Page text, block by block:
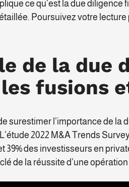
ce qu’est la due
Poursuivez votre lecture
de la due
fusions
surestimer l’importance de
2022 M&A Trends
39% des investisseurs en
de la réussite d’une